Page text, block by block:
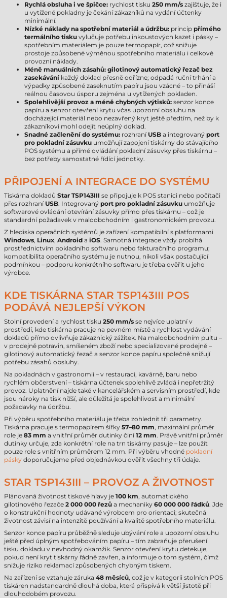
Rychlá obsluha i ve špičce: rychlost tisku 250 mm/s zajišťuje, že i
u vytížené pokladny je čekání zákazníků na vydání účtenky
minimální.
Nízké náklady na spotřební materiál a údržbu: princip přímého
termálního tisku vylučuje potřebu inkoustových kazet i pásky –
spotřebním materiálem je pouze termopapír, což snižuje
prostoje způsobené výměnou spotřebního materiálu i celkové
provozní náklady.
Méně manuálních zásahů: gilotinový automatický řezač bez
zasekávání každý doklad přesně odřízne; odpadá ruční trhání a
výpadky způsobené zaseknutím papíru jsou vzácné – to přináší
reálnou časovou úsporu zejména u vytížených pokladen.
Spolehlivější provoz a méně chybných výtisků: senzor konce
papíru a senzor otevření krytu včas upozorní obsluhu na
docházející materiál nebo nezavřený kryt ještě předtím, než by k
zákazníkovi mohl odejít neúplný doklad.
Snadné začlenění do systému: rozhraní USB a integrovaný port
pro pokladní zásuvku umožňují zapojení tiskárny do stávajícího
POS systému a přímé ovládání pokladní zásuvky přes tiskárnu –
bez potřeby samostatné řídící jednotky.
PŘIPOJENÍ A INTEGRACE DO SYSTÉMU
Tiskárna dokladů Star TSP143III se připojuje k POS stanici nebo počítači
přes rozhraní USB. Integrovaný port pro pokladní zásuvku umožňuje
softwarové ovládání otevírání zásuvky přímo přes tiskárnu – což je
standardní požadavek v maloobchodním i gastronomickém provozu.
Z hlediska operačních systémů je zařízení kompatibilní s platformami
Windows, Linux, Android a iOS. Samotná integrace vždy probíhá
prostřednictvím pokladního softwaru nebo fakturačního programu;
kompatibilita operačního systému je nutnou, nikoli však postačující
podmínkou – podporu konkrétního softwaru je třeba ověřit u jeho
výrobce.
KDE TISKÁRNA STAR TSP143III POS
PODÁVÁ NEJLEPŠÍ VÝKON
Stolní provedení a rychlost tisku 250 mm/s se nejvíce uplatní v
prostředí, kde tiskárna pracuje na pevném místě a rychlost vydávání
dokladů přímo ovlivňuje zákaznický zážitek. Na maloobchodním pultu –
v prodejně potravin, smíšeném zboží nebo specializované prodejně –
gilotinový automatický řezač a senzor konce papíru společně snižují
potřebu zásahů obsluhy.
Na pokladnách v gastronomii – v restauraci, kavárně, baru nebo
rychlém občerstvení – tiskárna účtenek spolehlivě zvládá i nepřetržitý
provoz. Uplatnění najde také v kancelářském a servisním prostředí, kde
jsou nároky na tisk nižší, ale důležitá je spolehlivost a minimální
požadavky na údržbu.
Při výběru spotřebního materiálu je třeba zohlednit tři parametry.
Tiskárna pracuje s termopapírem šířky 57–80 mm, maximální průměr
role je 83 mm a vnitřní průměr dutinky činí12 mm. Právě vnitřní průměr
dutinky určuje, zda konkrétní role na trn tiskárny pasuje – lze použít
pouze role s vnitřním průměrem 12 mm. Při výběru vhodné pokladní
pásky doporučujeme před objednávkou ověřit všechny tři údaje.
STAR TSP143III – PROVOZ A ŽIVOTNOST
Plánovaná životnost tiskové hlavy je 100 km, automatického
gilotinového řezače 2 000 000 řezů a mechaniky 60 000 000 řádků. Jde
o konstrukční hodnoty udávané výrobcem pro orientaci; skutečná
životnost závisí na intenzitě používání a kvalitě spotřebního materiálu.
Senzor konce papíru průběžně sleduje ubývání role a upozorní obsluhu
ještě před úplným spotřebováním papíru – tím zabraňuje přerušení
tisku dokladu v nevhodný okamžik. Senzor otevření krytu detekuje,
pokud není kryt tiskárny řádně zavřen, a informuje o tom systém, čímž
snižuje riziko reklamací způsobených chybným tiskem.
Na zařízení se vztahuje záruka 48 měsíců, což je v kategorii stolních POS
tiskáren nadstandardně dlouhá doba, která přispívá k větší jistotě při
dlouhodobém provozu.